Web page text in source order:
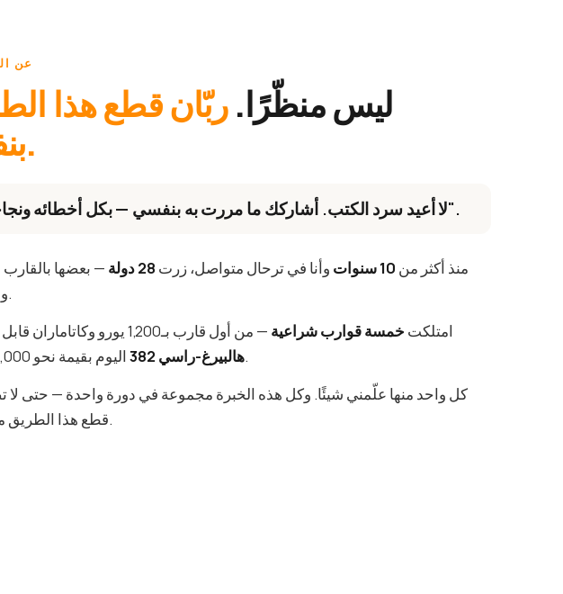
عن
ليس منظّرًا.ربّان قطع هذا
بنفسه.
"لا أعيد سرد الكتب. أشاركك ما مررت به بنفسي — بكل أخطائه ونجاحاته".
منذ أكثر من 10 سنوات وأنا في ترحال متواصل، زرت 28 دولة
— بعضها
وبعضها برًّا.
امتلكت خمسة قوارب شراعية — من أول قارب بـ1,200 يورو وكاتاماران قابل للفك إلى
هالبيرغ-راسي 382اليوم بقيمة نحو 300,000 يورو.
كل واحد منها علّمني شيئًا. وكل هذه الخبرة مجموعة في دورة واحدة — حتى لا
قطع هذا الطريق من الصفر.